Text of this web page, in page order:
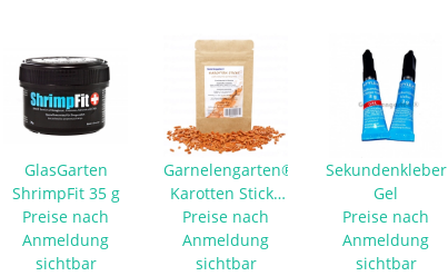
GlasGarten
ShrimpFit 35 g
Preise nach
Anmeldung
sichtbar
Garnelengarten®
Karotten Sticks
50 g
Preise nach
Anmeldung
sichtbar
Sekundenkleber
Gel
Preise nach
Anmeldung
sichtbar